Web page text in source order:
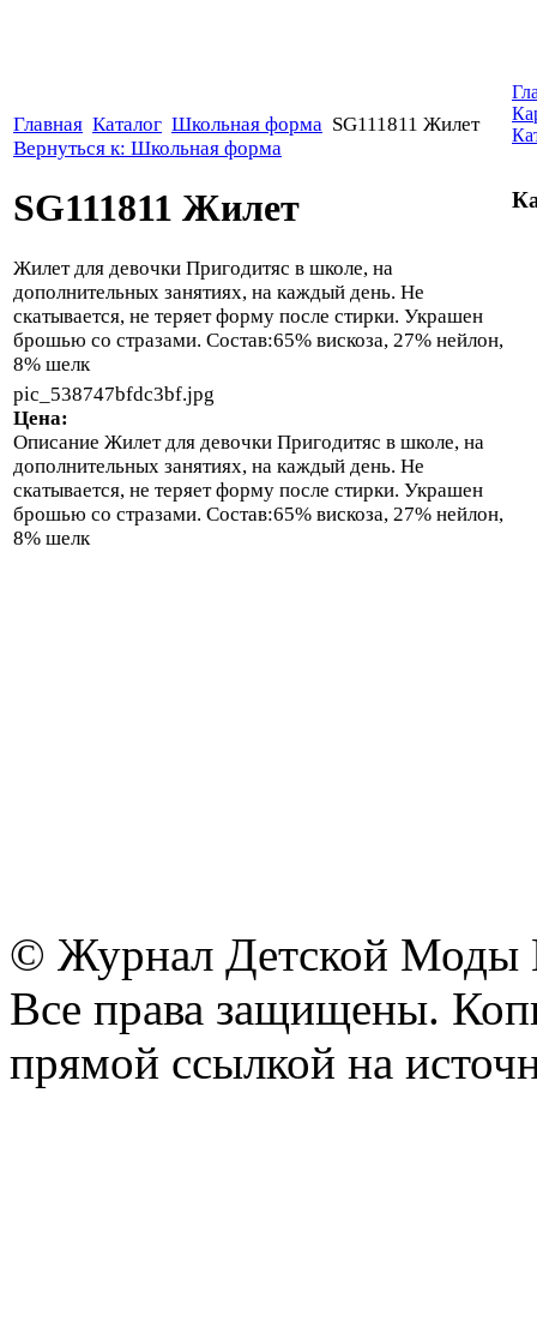
Главная Каталог Школьная форма SG111811 Жилет
Вернуться к: Школьная форма
SG111811 Жилет
Жилет для девочки Пригодитяс в школе, на
дополнительных занятиях, на каждый день. Не
скатывается, не теряет форму после стирки. Украшен
брошью со стразами. Состав:65% вискоза, 27% нейлон,
8% шелк
pic_538747bfdc3bf.jpg
Цена:
Описание Жилет для девочки Пригодитяс в школе, на
дополнительных занятиях, на каждый день. Не
скатывается, не теряет форму после стирки. Украшен
брошью со стразами. Состав:65% вискоза, 27% нейлон,
8% шелк
© Журнал Детской Моды
Все права защищены.
прямой ссылкой на